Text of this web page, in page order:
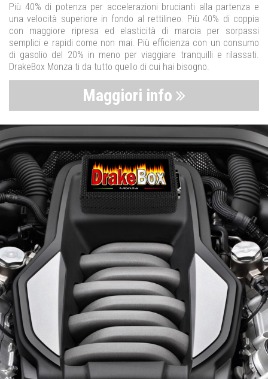
Più 40% di potenza per accelerazioni brucianti alla partenza e
una velocità superiore in fondo al rettilineo. Più 40% di coppia
con maggiore ripresa ed elasticità di marcia per sorpassi
semplici e rapidi come non mai. Più efficienza con un consumo
di gasolio del 20% in meno per viaggiare tranquilli e rilassati.
DrakeBox Monza ti da tutto quello di cui hai bisogno.
Maggiori info